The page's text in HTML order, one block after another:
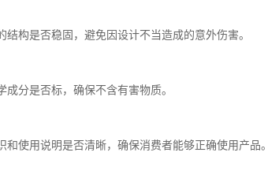
构是否稳固，避免因设计不当造成的意外伤害。
分是否标，确保不含有害物质。
和使用说明是否清晰，确保消费者能够正确使用产品